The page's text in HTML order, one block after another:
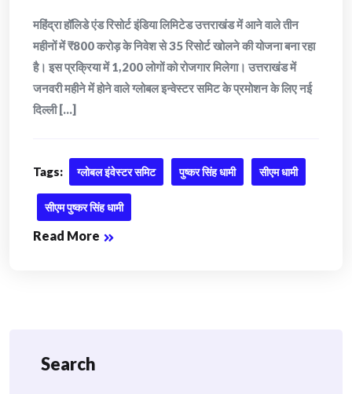
महिंद्रा हॉलिडे एंड रिसोर्ट इंडिया लिमिटेड उत्तराखंड में आने वाले तीन
महीनों में ₹800 करोड़ के निवेश से 35 रिसोर्ट खोलने की योजना बना रहा
है। इस प्रक्रिया में 1,200 लोगों को रोजगार मिलेगा। उत्तराखंड में
जनवरी महीने में होने वाले ग्लोबल इन्वेस्टर समिट के प्रमोशन के लिए नई
दिल्ली [...]
Tags: ग्लोबल इंवेस्टर समिट पुष्कर सिंह धामी सीएम धामी
सीएम पुष्कर सिंह धामी
Read More
Search